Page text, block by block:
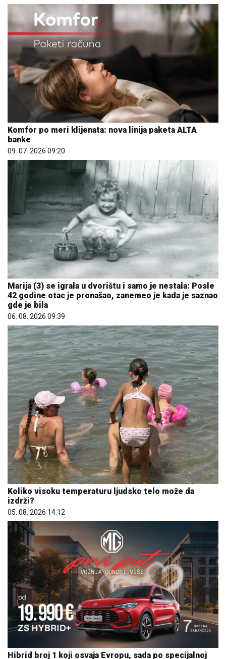
Komfor po meri klijenata: nova linija paketa ALTA
banke
09. 07. 2026 09:20
Marija (3) se igrala u dvorištu i samo je nestala: Posle
42 godine otac je pronašao, zanemeo je kada je saznao
gde je bila
06. 08. 2026 09:39
Koliko visoku temperaturu ljudsko telo može da
izdrži?
05. 08. 2026 14:12
Hibrid broj 1 koji osvaja Evropu, sada po specijalnoj